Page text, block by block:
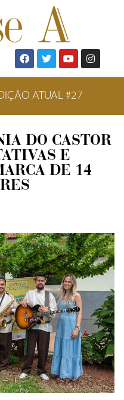
ATUAL #27
DO CASTOR
E
DE 14